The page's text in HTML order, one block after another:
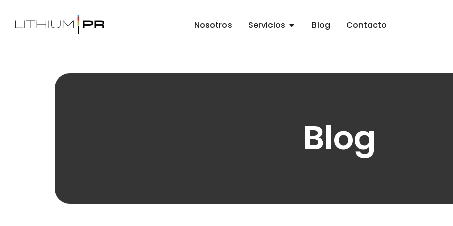
Nosotros Servicios Blog Contacto
Blog